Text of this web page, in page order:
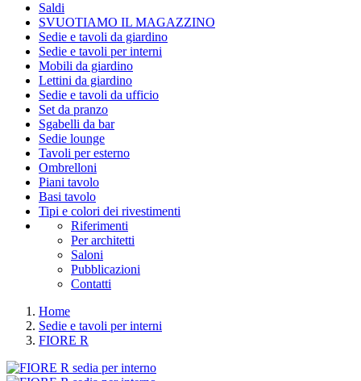
Saldi
SVUOTIAMO IL MAGAZZINO
Sedie e tavoli da giardino
Sedie e tavoli per interni
Mobili da giardino
Lettini da giardino
Sedie e tavoli da ufficio
Set da pranzo
Sgabelli da bar
Sedie lounge
Tavoli per esterno
Ombrelloni
Piani tavolo
Basi tavolo
Tipi e colori dei rivestimenti
Riferimenti
Per architetti
Saloni
Pubblicazioni
Contatti
Home
Sedie e tavoli per interni
FIORE R